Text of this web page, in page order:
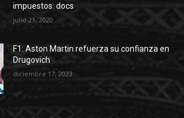
impuestos: docs
julio 21, 2020
F1: Aston Martin refuerza su confianza en
Drugovich
diciembre 17, 2023